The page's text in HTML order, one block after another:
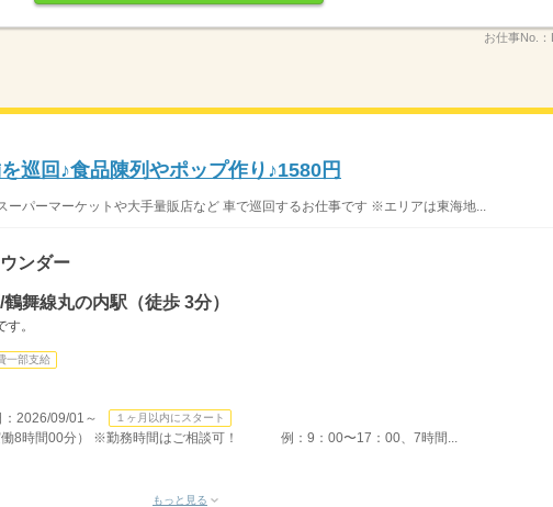
お仕事No.：
巡回♪食品陳列やポップ作り♪1580円
パーマーケットや大手量販店など 車で巡回するお仕事です ※エリアは東海地...
ンダー
舞線丸の内駅（徒歩 3分）
。
一部支給
2026/09/01～ １ヶ月以内にスタート
働8時間00分） ※勤務時間はご相談可！ 例：9：00〜17：00、7時間...
もっと見る